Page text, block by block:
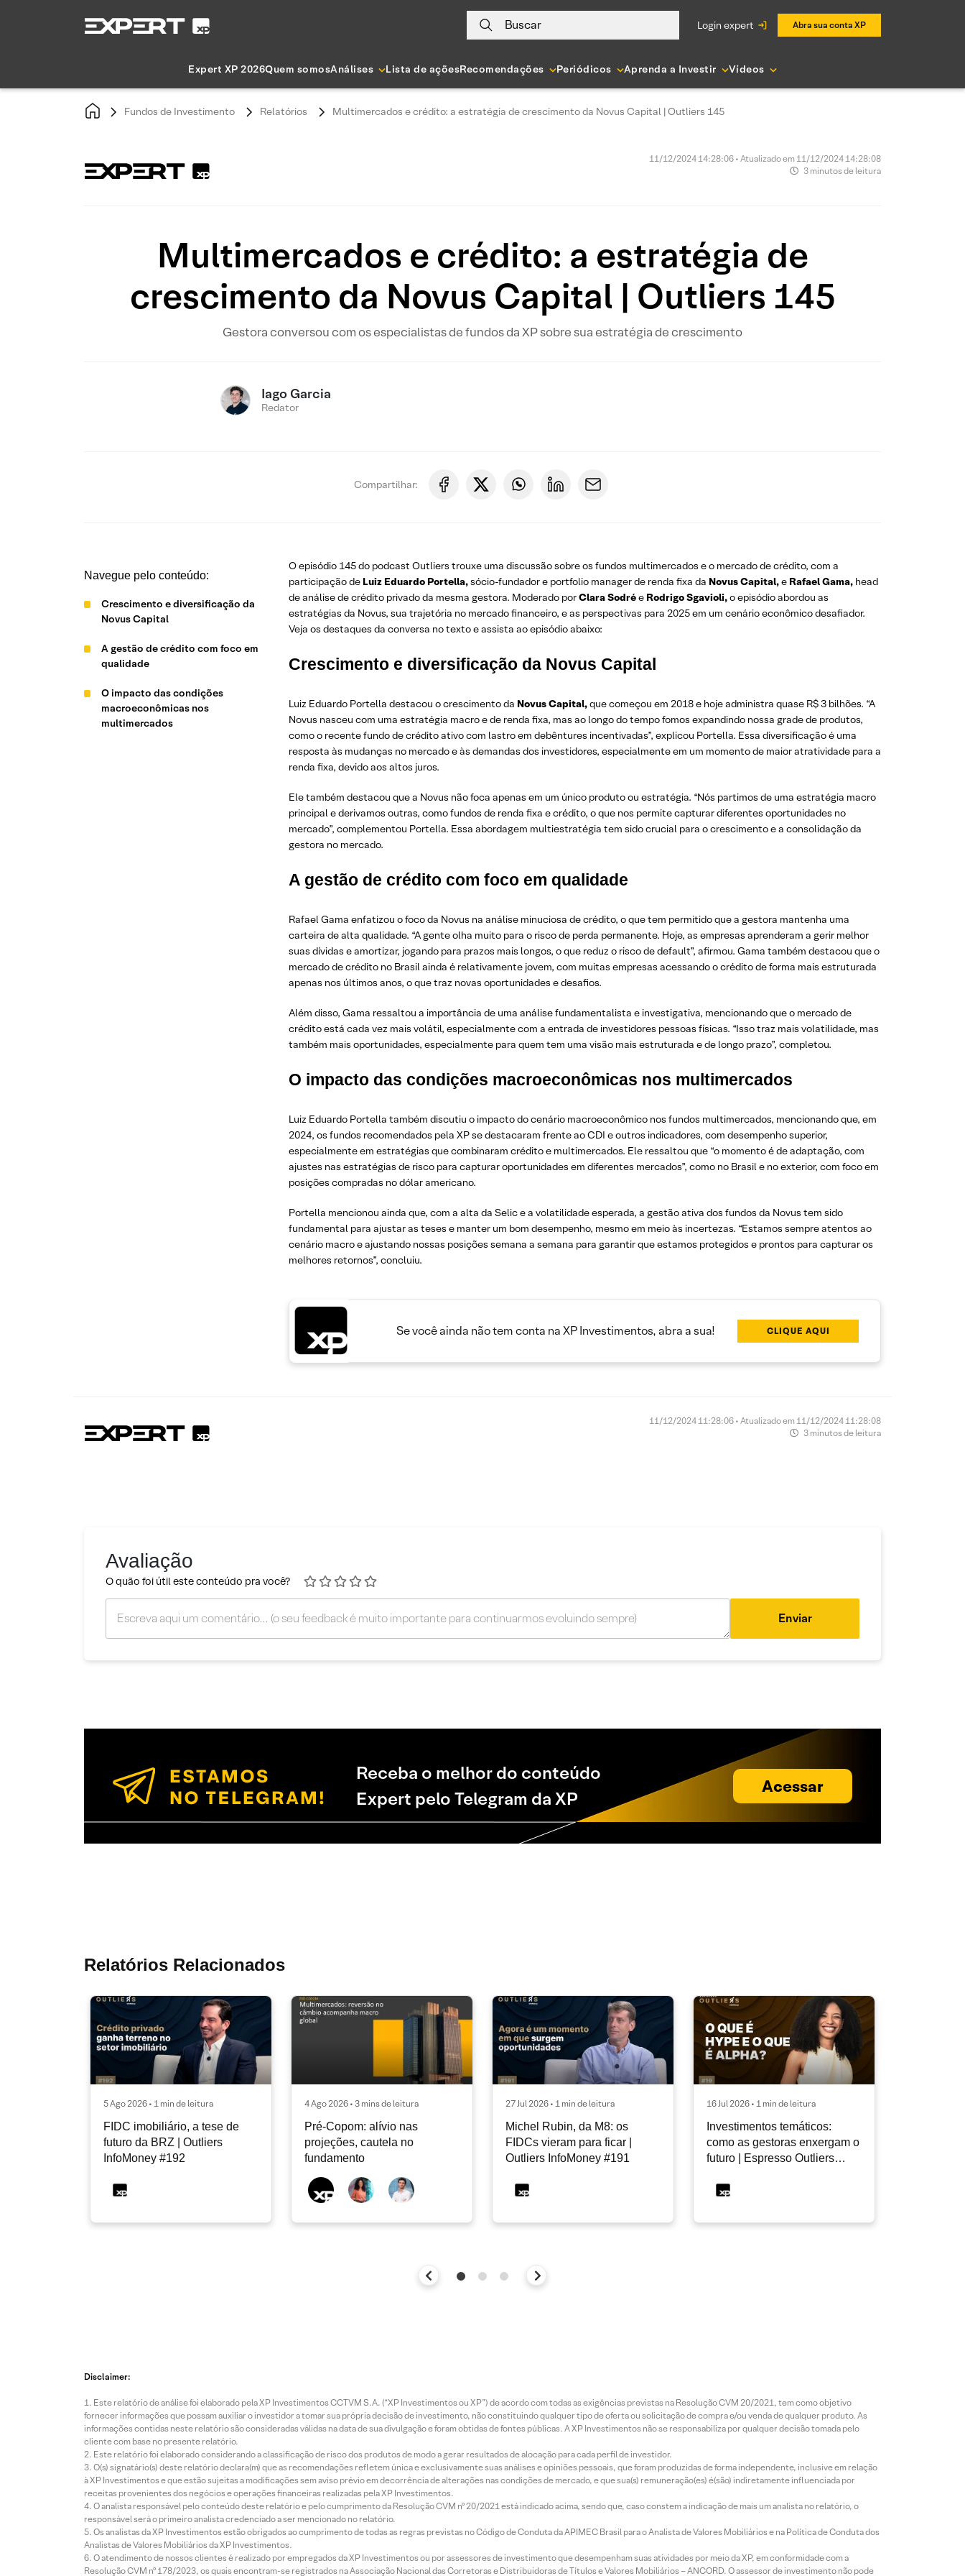
Buscar login expert Abra sua conta XP
Expert XP 2026Quem somosAnálises Lista de açõesRecomendações Periódicos Aprenda a Investir Vídeos
Fundos de Investimento Relatórios Multimercados e crédito: a estratégia de crescimento da Novus Capital | Outliers 145
11/12/2024 14:28:06 • Atualizado em 11/12/2024 14:28:08
3 minutos de leitura
Multimercados e crédito: a estratégia de
crescimento da Novus Capital | Outliers 145
Gestora conversou com os especialistas de fundos da XP sobre sua estratégia de crescimento
Iago Garcia
Redator
Compartilhar:
Navegue pelo conteúdo:
Crescimento e diversificação da
Novus Capital
A gestão de crédito com foco em
qualidade
O impacto das condições
macroeconômicas nos
multimercados
O episódio 145 do podcast Outliers trouxe uma discussão sobre os fundos multimercados e o mercado de crédito, com a
participação de Luiz Eduardo Portella,sócio-fundador e portfolio manager de renda fixa da Novus Capital,e Rafael Gama, head
de análise de crédito privado da mesma gestora. Moderado porClara Sodrée Rodrigo Sgavioli,o episódio abordou as
estratégias da Novus, sua trajetória no mercado financeiro, e as perspectivas para 2025 em um cenário econômico desafiador.
Veja os destaques da conversa no texto e assista ao episódio abaixo:
Crescimento e diversificação da Novus Capital
Luiz Eduardo Portella destacou o crescimento da Novus Capital,que começou em 2018 e hoje administra quase R$ 3 bilhões. “A
Novus nasceu com uma estratégia macro e de renda fixa, mas ao longo do tempo fomos expandindo nossa grade de produtos,
como o recente fundo de crédito ativo com lastro em debêntures incentivadas”, explicou Portella. Essa diversificação é uma
resposta às mudanças no mercado e às demandas dos investidores, especialmente em um momento de maior atratividade para a
renda fixa, devido aos altos juros.
Ele também destacou que a Novus não foca apenas em um único produto ou estratégia. “Nós partimos de uma estratégia macro
principal e derivamos outras, como fundos de renda fixa e crédito, o que nos permite capturar diferentes oportunidades no
mercado”, complementou Portella. Essa abordagem multiestratégia tem sido crucial para o crescimento e a consolidação da
gestora no mercado.
A gestão de crédito com foco em qualidade
Rafael Gama enfatizou o foco da Novus na análise minuciosa de crédito, o que tem permitido que a gestora mantenha uma
carteira de alta qualidade. “A gente olha muito para o risco de perda permanente. Hoje, as empresas aprenderam a gerir melhor
suas dívidas e amortizar, jogando para prazos mais longos, o que reduz o risco de default”, afirmou. Gama também destacou que o
mercado de crédito no Brasil ainda é relativamente jovem, com muitas empresas acessando o crédito de forma mais estruturada
apenas nos últimos anos, o que traz novas oportunidades e desafios.
Além disso, Gama ressaltou a importância de uma análise fundamentalista e investigativa, mencionando que o mercado de
crédito está cada vez mais volátil, especialmente com a entrada de investidores pessoas físicas. “Isso traz mais volatilidade, mas
também mais oportunidades, especialmente para quem tem uma visão mais estruturada e de longo prazo”, completou.
O impacto das condições macroeconômicas nos multimercados
Luiz Eduardo Portella também discutiu o impacto do cenário macroeconômico nos fundos multimercados, mencionando que, em
2024, os fundos recomendados pela XP se destacaram frente ao CDI e outros indicadores, com desempenho superior,
especialmente em estratégias que combinaram crédito e multimercados. Ele ressaltou que “o momento é de adaptação, com
ajustes nas estratégias de risco para capturar oportunidades em diferentes mercados”, como no Brasil e no exterior, com foco em
posições compradas no dólar americano.
Portella mencionou ainda que, com a alta da Selic e a volatilidade esperada, a gestão ativa dos fundos da Novus tem sido
fundamental para ajustar as teses e manter um bom desempenho, mesmo em meio às incertezas. “Estamos sempre atentos ao
cenário macro e ajustando nossas posições semana a semana para garantir que estamos protegidos e prontos para capturar os
melhores retornos”, concluiu.
Se você ainda não tem conta na XP Investimentos, abra a sua! CLIQUE AQUI
11/12/2024 11:28:06 • Atualizado em 11/12/2024 11:28:08
3 minutos de leitura
Avaliação
O quão foi útil este conteúdo pra você?
Enviar
Receba o melhor do conteúdo
Expert pelo Telegram da XP
Acessar
Relatórios Relacionados
5 Ago 2026 • 1 min de leitura
FIDC imobiliário, a tese de
futuro da BRZ | Outliers
InfoMoney #192
4 Ago 2026 • 3 mins de leitura
Pré-Copom: alívio nas
projeções, cautela no
fundamento
27 Jul 2026 • 1 min de leitura
Michel Rubin, da M8: os
FIDCs vieram para ficar |
Outliers InfoMoney #191
16 Jul 2026 • 1 min de leitura
Investimentos temáticos:
como as gestoras enxergam o
futuro | Espresso Outliers
Disclaimer:
Este relatório de análise foi elaborado pela XP Investimentos CCTVM S.A. (“XP Investimentos ou XP”) de acordo com todas as exigências previstas na Resolução CVM 20/2021, tem como objetivo
fornecer informações que possam auxiliar o investidor a tomar sua própria decisão de investimento, não constituindo qualquer tipo de oferta ou solicitação de compra e/ou venda de qualquer produto. As
informações contidas neste relatório são consideradas válidas na data de sua divulgação e foram obtidas de fontes públicas. A XP Investimentos não se responsabiliza por qualquer decisão tomada pelo
cliente com base no presente relatório.
Este relatório foi elaborado considerando a classificação de risco dos produtos de modo a gerar resultados de alocação para cada perfil de investidor.
O(s) signatário(s) deste relatório declara(m) que as recomendações refletem única e exclusivamente suas análises e opiniões pessoais, que foram produzidas de forma independente, inclusive em relação
à XP Investimentos e que estão sujeitas a modificações sem aviso prévio em decorrência de alterações nas condições de mercado, e que sua(s) remuneração(es) é(são) indiretamente influenciada por
receitas provenientes dos negócios e operações financeiras realizadas pela XP Investimentos.
O analista responsável pelo conteúdo deste relatório e pelo cumprimento da Resolução CVM nº 20/2021 está indicado acima, sendo que, caso constem a indicação de mais um analista no relatório, o
responsável será o primeiro analista credenciado a ser mencionado no relatório.
Os analistas da XP Investimentos estão obrigados ao cumprimento de todas as regras previstas no Código de Conduta da APIMEC Brasil para o Analista de Valores Mobiliários e na Política de Conduta dos
Analistas de Valores Mobiliários da XP Investimentos.
O atendimento de nossos clientes é realizado por empregados da XP Investimentos ou por assessores de investimento que desempenham suas atividades por meio da XP, em conformidade com a
Resolução CVM nº 178/2023, os quais encontram-se registrados na Associação Nacional das Corretoras e Distribuidoras de Títulos e Valores Mobiliários – ANCORD. O assessor de investimento não pode